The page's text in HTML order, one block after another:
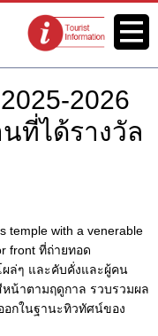
จุดแนะนำนัก
ท่องเที่ยว
เมนู
2026
ที่ได้รางวัล
temple with a venerable
front ที่ถ่ายทอด
ผล่ๆ และคับคั่งและผู้คน
น้าตามฤดูกาล รวบรวมผล
กในฐานะทิวทัศน์ของ